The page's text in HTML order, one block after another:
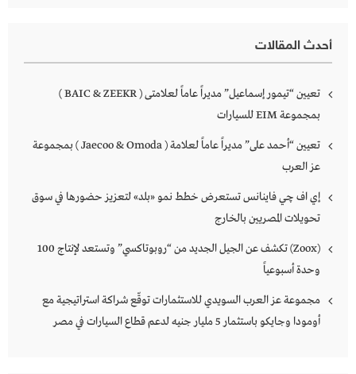
أحدث المقالات
تعيين “تيمور إسماعيل” مديراً عاماً لعلامتى ( BAIC & ZEEKR )
بمجموعة EIM للسيارات
تعيين “أحمد على” مديراً عاماً لعلامة ( Jaecoo & Omoda ) بمجموعة
عز العرب
إي اف چي فاينانس تستعرض خطط نمو «بلد» لتعزيز حضورها في سوق
تحويلات المصريين بالخارج
(Zoox) تكشف عن الجيل الجديد من “روبوتاكسي” وتستعد لإنتاج 100
وحدة أسبوعياً
مجموعة عز العرب السويدي للاستثمارات توقّع شراكة استراتيجية مع
أومودا وجايكو باستثمار 5 مليار جنيه لدعم قطاع السيارات في مصر